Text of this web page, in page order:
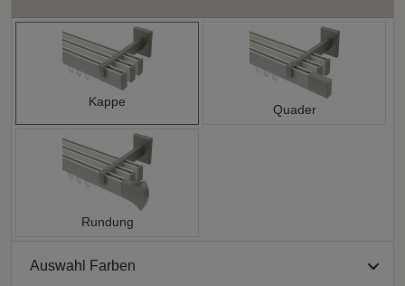
Kappe
Quader
Rundung
Auswahl Farben